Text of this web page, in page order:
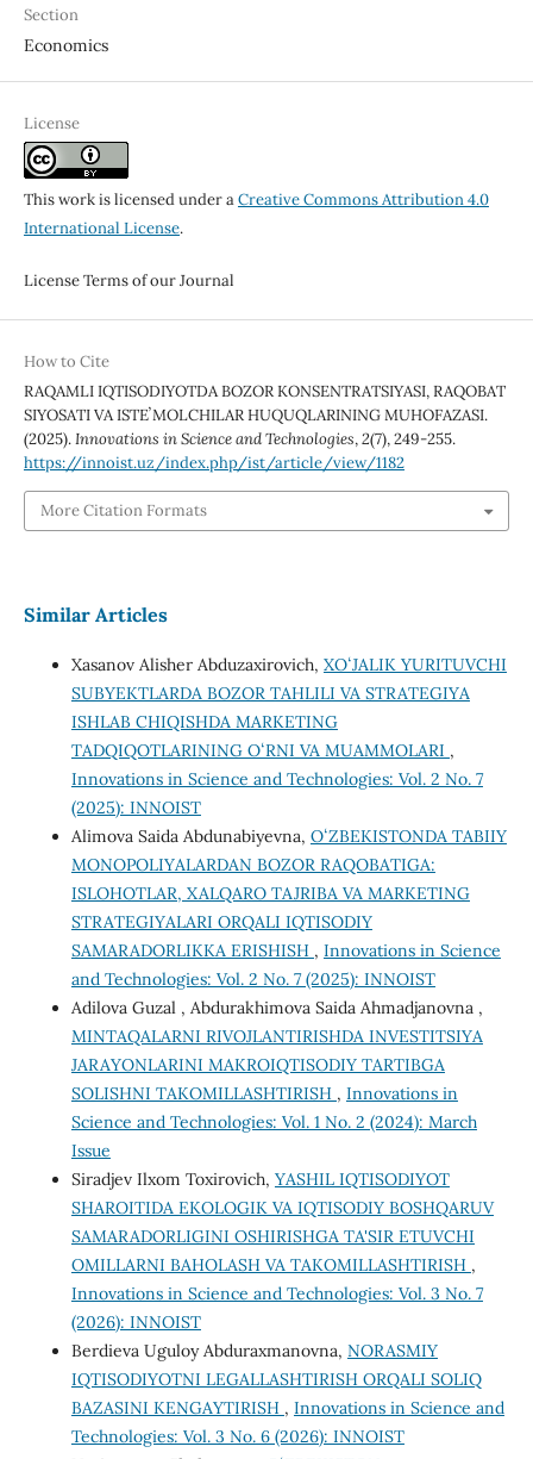
Section
Economics
License
This work is licensed under aCreative Commons Attribution 4.0
International License.
License Terms of our Journal
How to Cite
RAQAMLI IQTISODIYOTDA BOZOR KONSENTRATSIYASI, RAQOBAT
SIYOSATI VA ISTEʼMOLCHILAR HUQUQLARINING MUHOFAZASI.
(2025).Innovations in Science and Technologies,2(7), 249-255.
https://innoist.uz/index.php/ist/article/view/1182
More Citation Formats
Similar Articles
Xasanov Alisher Abduzaxirovich, XOʻJALIK YURITUVCHI
SUBYEKTLARDA BOZOR TAHLILI VA STRATEGIYA
ISHLAB CHIQISHDA MARKETING
TADQIQOTLARINING OʻRNI VA MUAMMOLARI ,
Innovations in Science and Technologies: Vol. 2 No. 7
(2025): INNOIST
Alimova Saida Abdunabiyevna, OʻZBEKISTONDA TABIIY
MONOPOLIYALARDAN BOZOR RAQOBATIGA:
ISLOHOTLAR, XALQARO TAJRIBA VA MARKETING
STRATEGIYALARI ORQALI IQTISODIY
SAMARADORLIKKA ERISHISH , Innovations in Science
and Technologies: Vol. 2 No. 7 (2025): INNOIST
Adilova Guzal , Abdurakhimova Saida Ahmadjanovna ,
MINTAQALARNI RIVOJLANTIRISHDA INVЕSTITSIYA
JARAYONLARINI MAKROIQTISODIY TARTIBGA
SOLISHNI TAKOMILLASHTIRISH , Innovations in
Science and Technologies: Vol. 1 No. 2 (2024): March
Issue
Siradjev Ilxom Toxirovich, YASHIL IQTISODIYOT
SHAROITIDA EKOLOGIK VA IQTISODIY BOSHQARUV
SAMARADORLIGINI OSHIRISHGA TA'SIR ETUVCHI
OMILLARNI BAHOLASH VA TAKOMILLASHTIRISH ,
Innovations in Science and Technologies: Vol. 3 No. 7
(2026): INNOIST
Berdieva Uguloy Abduraxmanovna, NORASMIY
IQTISODIYOTNI LEGALLASHTIRISH ORQALI SOLIQ
BAZASINI KENGAYTIRISH , Innovations in Science and
Technologies: Vol. 3 No. 6 (2026): INNOIST